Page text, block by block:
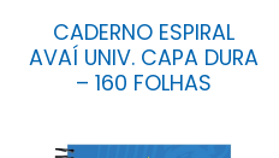
CADERNO ESPIRAL
AVAÍ UNIV. CAPA DURA
– 160 FOLHAS